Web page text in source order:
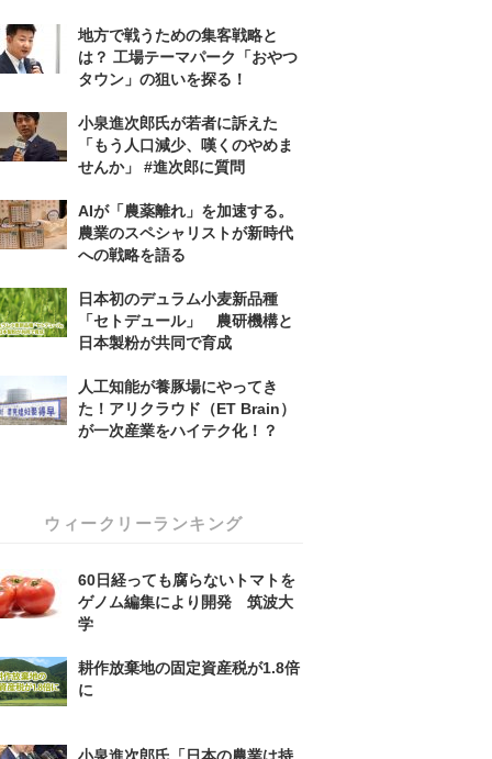
地方で戦うための集客戦略と
は？ 工場テーマパーク「おやつ
タウン」の狙いを探る！
小泉進次郎氏が若者に訴えた
「もう人口減少、嘆くのやめま
せんか」 #進次郎に質問
AIが「農薬離れ」を加速する。
農業のスペシャリストが新時代
への戦略を語る
日本初のデュラム小麦新品種
「セトデュール」 農研機構と
日本製粉が共同で育成
人工知能が養豚場にやってき
た！アリクラウド（ET Brain）
が一次産業をハイテク化！？
ウィークリーランキング
60日経っても腐らないトマトを
ゲノム編集により開発 筑波大
学
耕作放棄地の固定資産税が1.8倍
に